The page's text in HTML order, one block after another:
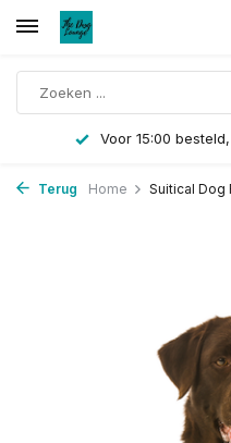
Voor 15:00
Terug Home Suitical Dog